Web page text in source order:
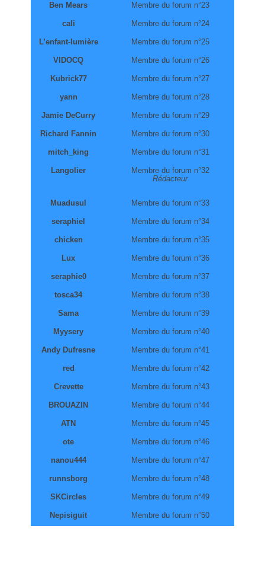
Ben Mears Membre du forum n°23
cali Membre du forum n°24
L’enfant-lumière Membre du forum n°25
VIDOCQ Membre du forum n°26
Kubrick77 Membre du forum n°27
yann Membre du forum n°28
Jamie DeCurry Membre du forum n°29
Richard Fannin Membre du forum n°30
mitch_king Membre du forum n°31
Langolier
Membre du forum n°32
Rédacteur
Muadusul Membre du forum n°33
seraphiel Membre du forum n°34
chicken Membre du forum n°35
Lux Membre du forum n°36
seraphie0 Membre du forum n°37
tosca34 Membre du forum n°38
Sama Membre du forum n°39
Myysery Membre du forum n°40
Andy Dufresne Membre du forum n°41
red Membre du forum n°42
Crevette Membre du forum n°43
BROUAZIN Membre du forum n°44
ATN Membre du forum n°45
ote Membre du forum n°46
nanou444 Membre du forum n°47
runnsborg Membre du forum n°48
SKCircles Membre du forum n°49
Nepisiguit Membre du forum n°50